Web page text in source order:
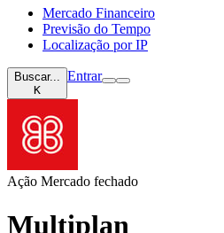
Mercado Financeiro
Previsão do Tempo
Localização por IP
Buscar...
K
Entrar
Ação Mercado fechado
Multiplan